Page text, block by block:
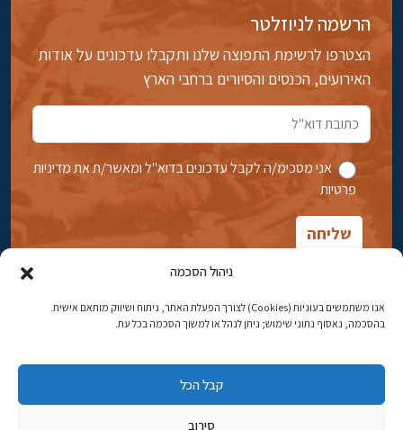
ניהול הסכמה
אנו משתמשים בעוגיות (Cookies) לצורך הפעלת האתר, ניתוח ושיווק מותאם אישית.
בהסכמה, נאסוף נתוני שימוש; ניתן לנהל או למשוך הסכמה בכל עת.
קבל הכל
סירוב
הרשמה לניוזלטר
הצטרפו לרשימת התפוצה שלנו ותקבלו עדכונים על אודות
האירועים, הכנסים והסיורים ברחבי הארץ
אני מסכימ/ה לקבל עדכונים בדוא''ל ומאשר/ת את מדיניות
פרטיות
אבן גבירול 14, רחביה, ירושלים
טלפון:02-5398869
כתובת דוא"ל:najww2@ybz.org.il